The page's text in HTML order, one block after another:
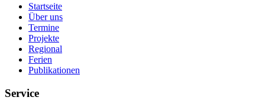
Startseite
Über uns
Termine
Projekte
Regional
Ferien
Publikationen
Service